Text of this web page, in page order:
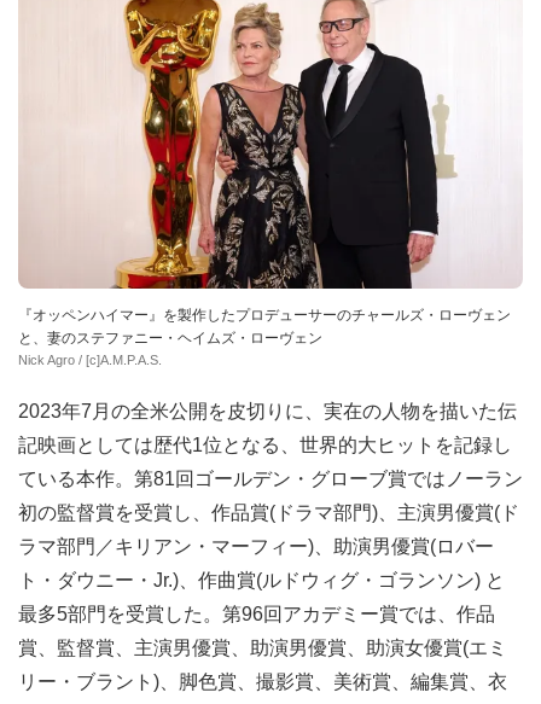
『オッペンハイマー』を製作したプロデューサーのチャールズ・ローヴェン
と、妻のステファニー・ヘイムズ・ローヴェン
Nick Agro / [c]A.M.P.A.S.
2023年7月の全米公開を皮切りに、実在の人物を描いた伝
記映画としては歴代1位となる、世界的大ヒットを記録し
ている本作。第81回ゴールデン・グローブ賞ではノーラン
初の監督賞を受賞し、作品賞(ドラマ部門)、主演男優賞(ド
ラマ部門／キリアン・マーフィー)、助演男優賞(ロバー
ト・ダウニー・Jr.)、作曲賞(ルドウィグ・ゴランソン) と
最多5部門を受賞した。第96回アカデミー賞では、作品
賞、監督賞、主演男優賞、助演男優賞、助演女優賞(エミ
リー・ブラント)、脚色賞、撮影賞、美術賞、編集賞、衣